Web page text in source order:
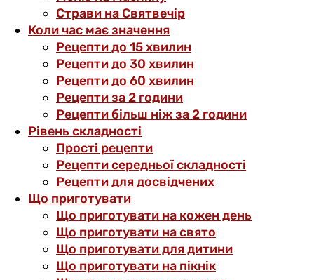
Страви на Святвечір
Коли час має значення
Рецепти до 15 хвилин
Рецепти до 30 хвилин
Рецепти до 60 хвилин
Рецепти за 2 години
Рецепти більш ніж за 2 години
Рівень складності
Прості рецепти
Рецепти середньої складності
Рецепти для досвідчених
Що приготувати
Що приготувати на кожен день
Що приготувати на свято
Що приготувати для дитини
Що приготувати на пікнік